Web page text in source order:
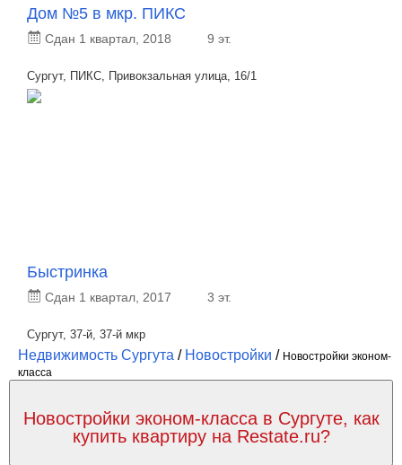
Дом №5 в мкр. ПИКС
Сдан 1 квартал, 2018 9 эт.
Сургут, ПИКС, Привокзальная улица, 16/1
Быстринка
Сдан 1 квартал, 2017 3 эт.
Сургут, 37-й, 37-й мкр
Недвижимость Сургута / Новостройки / Новостройки эконом-
класса
Новостройки эконом-класса в Сургуте, как
купить квартиру на Restate.ru?